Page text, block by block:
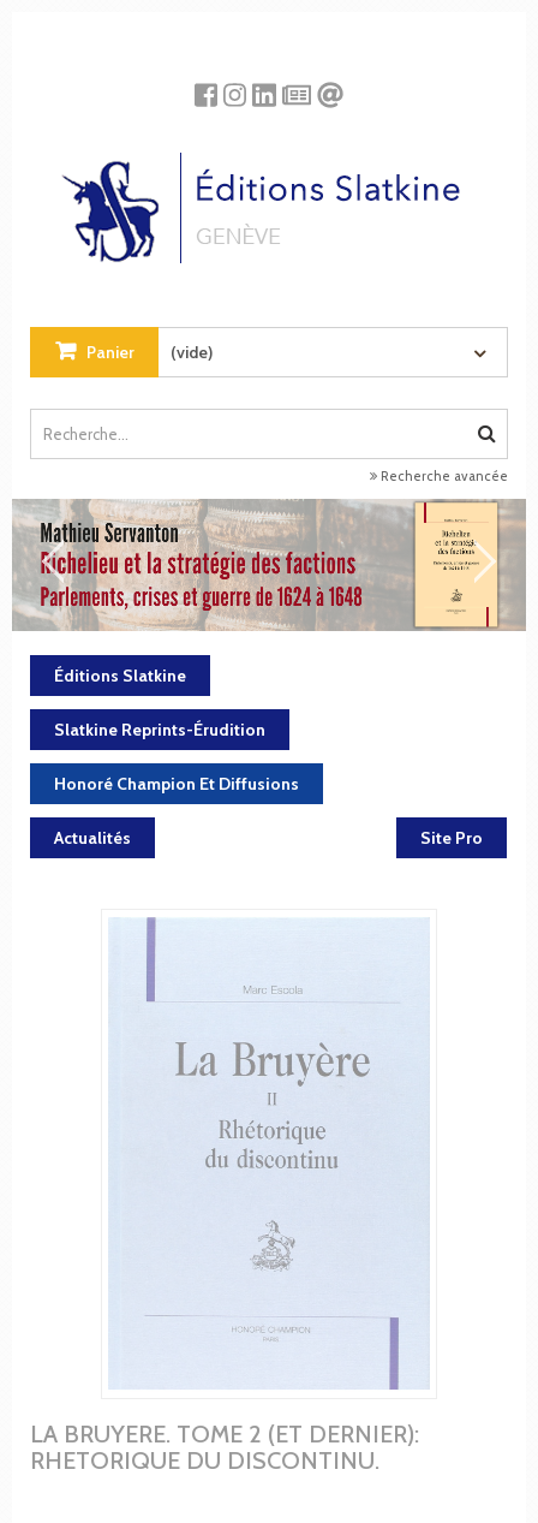
Panier (vide)
Recherche avancée
Éditions Slatkine
Slatkine Reprints-Érudition
Honoré Champion Et Diffusions
Actualités Site Pro
LA BRUYERE. TOME 2 (ET DERNIER):
RHETORIQUE DU DISCONTINU.